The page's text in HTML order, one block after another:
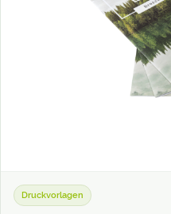
Druckvorlagen